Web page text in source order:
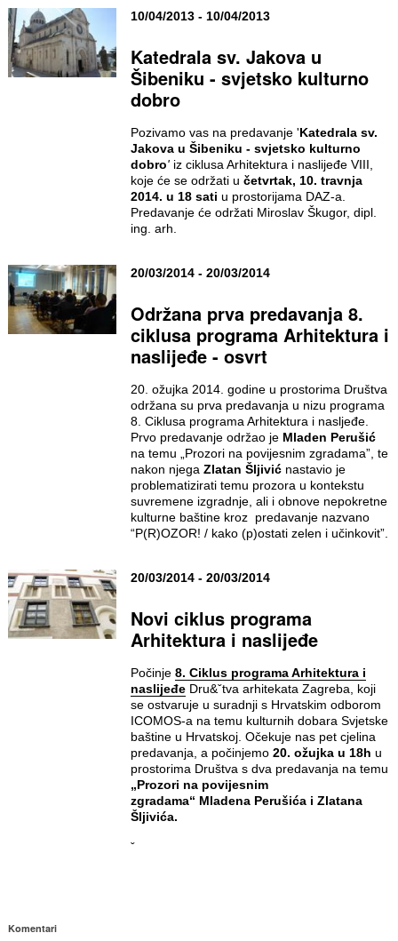
10/04/2013 - 10/04/2013
Katedrala sv. Jakova u
Šibeniku - svjetsko kulturno
dobro
Pozivamo vas na predavanje 'Katedrala sv.
Jakova u Šibeniku - svjetsko kulturno
dobro'iz ciklusa Arhitektura i naslijeđe VIII,
koje će se održati u četvrtak, 10. travnja
2014. u 18 sati u prostorijama DAZ-a.
Predavanje će održati Miroslav Škugor, dipl.
ing. arh.
20/03/2014 - 20/03/2014
Održana prva predavanja 8.
ciklusa programa Arhitektura i
naslijeđe - osvrt
20. ožujka 2014. godine u prostorima Društva
održana su prva predavanja u nizu programa
8. Ciklusa programa Arhitektura i nasljeđe.
Prvo predavanje održao je Mladen Perušić
na temu „Prozori na povijesnim zgradama”, te
nakon njega Zlatan Šljivićnastavio je
problematizirati temu prozora u kontekstu
suvremene izgradnje, ali i obnove nepokretne
kulturne baštine kroz predavanje nazvano
“P(R)OZOR! / kako (p)ostati zelen i učinkovit”.
20/03/2014 - 20/03/2014
Novi ciklus programa
Arhitektura i naslijeđe
Počinje 8. Ciklus programa Arhitektura i
naslijeđeDru&ˇtva arhitekata Zagreba, koji
se ostvaruje u suradnji s Hrvatskim odborom
ICOMOS-a na temu kulturnih dobara Svjetske
baštine u Hrvatskoj. Očekuje nas pet cjelina
predavanja, a počinjemo 20. ožujka u 18h u
prostorima Društva s dva predavanja na temu
„Prozori na povijesnim
zgradama“ Mladena Perušića i Zlatana
Šljivića.
ˇ
Komentari